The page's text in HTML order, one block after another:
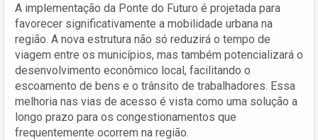
A implementação da Ponte do Futuro é projetada para
favorecer significativamente a mobilidade urbana na
região. A nova estrutura não só reduzirá o tempo de
viagem entre os municípios, mas também potencializará o
desenvolvimento econômico local, facilitando o
escoamento de bens e o trânsito de trabalhadores. Essa
melhoria nas vias de acesso é vista como uma solução a
longo prazo para os congestionamentos que
frequentemente ocorrem na região.